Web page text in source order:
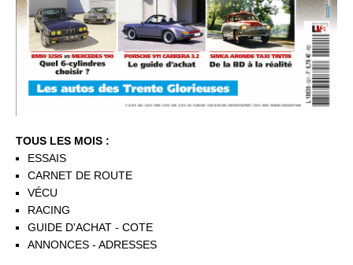
TOUS LES MOIS :
ESSAIS
CARNET DE ROUTE
VÉCU
RACING
GUIDE D'ACHAT - COTE
ANNONCES - ADRESSES